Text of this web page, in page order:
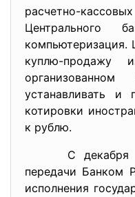
расчетно-
Центрального
компьютеризация.
куплю-продажу
устанавливать и
котировки
к рублю.
С декабря
передачи Банком
исполнения